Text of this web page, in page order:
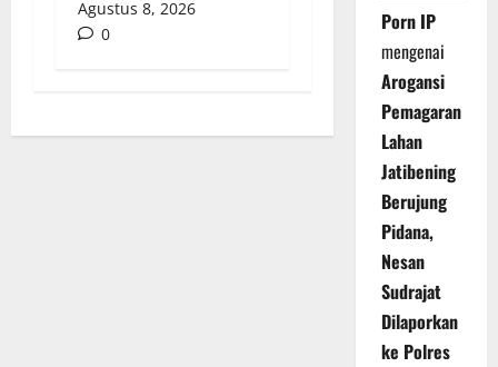
Agustus 8, 2026
0
Porn IP
mengenai
Arogansi
Pemagaran
Lahan
Jatibening
Berujung
Pidana,
Nesan
Sudrajat
Dilaporkan
ke Polres